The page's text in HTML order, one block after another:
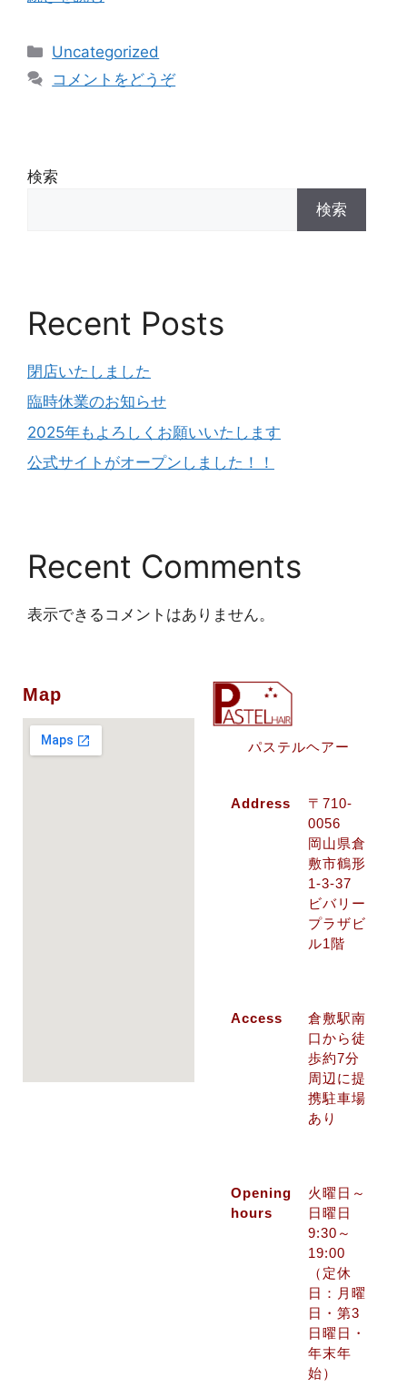
Uncategorized
コメントをどうぞ
検索
検索
Recent Posts
閉店いたしました
臨時休業のお知らせ
2025年もよろしくお願いいたします
公式サイトがオープンしました！！
Recent Comments
表示できるコメントはありません。
Map
パステルヘアー
Address
〒710-
0056
岡山県倉
敷市鶴形
1-3-37
ビバリー
プラザビ
ル1階
Access
倉敷駅南
口から徒
歩約7分
周辺に提
携駐車場
あり
Opening
hours
火曜日～
日曜日
9:30～
19:00
（定休
日：月曜
日・第3
日曜日・
年末年
始）